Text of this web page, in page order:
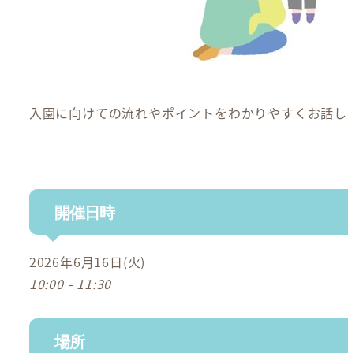
入園に向けての流れやポイントをわかりやすくお話
開催日時
2026年6月16日(火)
10:00 - 11:30
場所